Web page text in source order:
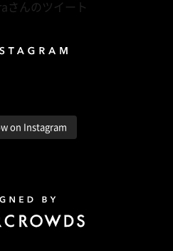
さんのツイート
on Instagram